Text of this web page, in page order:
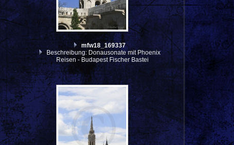
mfw18_169337
Beschreibung: Donausonate mit Phoenix
Reisen - Budapest Fischer Bastei